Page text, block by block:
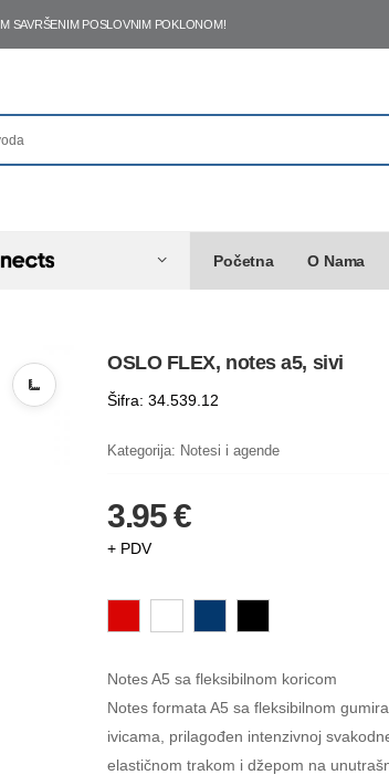
SAVRŠENIM POSLOVNIM POKLONOM!
Početna O Nama
OSLO FLEX, notes a5, sivi
Šifra: 34.539.12
Kategorija: Notesi i agende
3.95 €
+ PDV
Notes A5 sa fleksibilnom koricom
Notes formata A5 sa fleksibilnom
ivicama, prilagođen intenzivnoj
elastičnom trakom i džepom na